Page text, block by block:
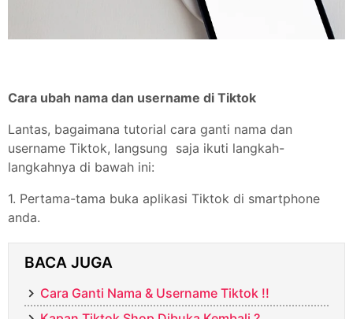
Cara ubah nama dan username di Tiktok
Lantas, bagaimana tutorial cara ganti nama dan
username Tiktok, langsung saja ikuti langkah-
langkahnya di bawah ini:
1. Pertama-tama buka aplikasi Tiktok di smartphone
anda.
BACA JUGA
Cara Ganti Nama & Username Tiktok !!